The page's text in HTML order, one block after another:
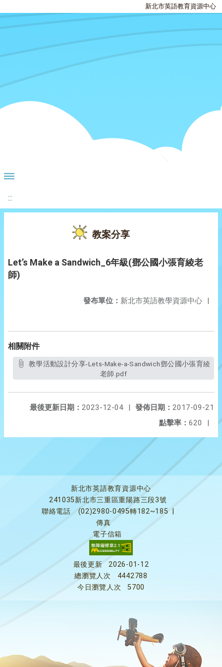
新北市英語教育資源中心
:::
教案分享
Let’s Make a Sandwich_6年級(鄧公國小張育綾老
師)
發布單位： 新北市英語教學資源中心 |
相關附件
老師.pdf
發佈日期： 2017-09-21
最後更新日期： 2023-12-04
|
點擊率： 620 |
新北市英語教育資源中心
241035新北市三重區重陽路三段3號
聯絡電話
(02)2980-0495轉182~185
傳真
電子信箱
最後更新
2026-01-12
總瀏覽人次
4442788
今日瀏覽人次
5700